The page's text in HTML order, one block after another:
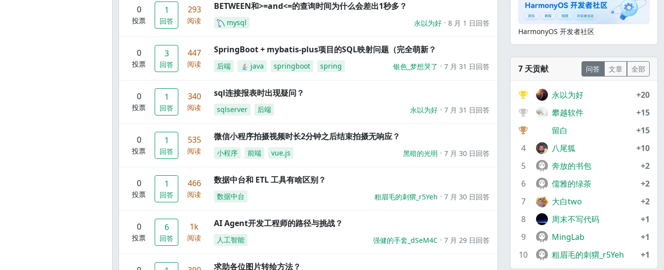
0
投票
1
回答
293
阅读
BETWEEN和>=and<=的查询时间为什么会差出1秒多？
mysql 永以为好 8 月 1 日回答
0
投票
3
回答
447
阅读
SpringBoot + mybatis-plus项目的SQL映射问题（完全萌新？
后端 java springboot spring 银色_梦想哭了 7 月 31 日回答
0
投票
1
回答
340
阅读
sql连接报表时出现疑问？
sqlserver 后端 永以为好 7 月 31 日回答
0
投票
1
回答
535
阅读
微信小程序拍摄视频时长2分钟之后结束拍摄无响应？
小程序 前端 vue.js 黑暗的光明 7 月 30 日回答
0
投票
1
回答
466
阅读
数据中台和 ETL 工具有啥区别？
数据中台 粗眉毛的刺猬_r5Yeh 7 月 30 日回答
0
投票
6
回答
1k
阅读
AI Agent开发工程师的路径与挑战？
人工智能 强健的手套_dSeM4C 7 月 29 日回答
求助各位图片转绘方法？
HarmonyOS 开发者社区
7 天贡献 问答 文章 全部
永以为好
+20
攀越软件
+15
留白
+15
4
八尾狐
+10
5
奔放的书包
+2
6
儒雅的绿茶
+2
7
大白two
+2
8
周末不写代码
+1
9
MingLab
+1
10
粗眉毛的刺猬_r5Yeh +1